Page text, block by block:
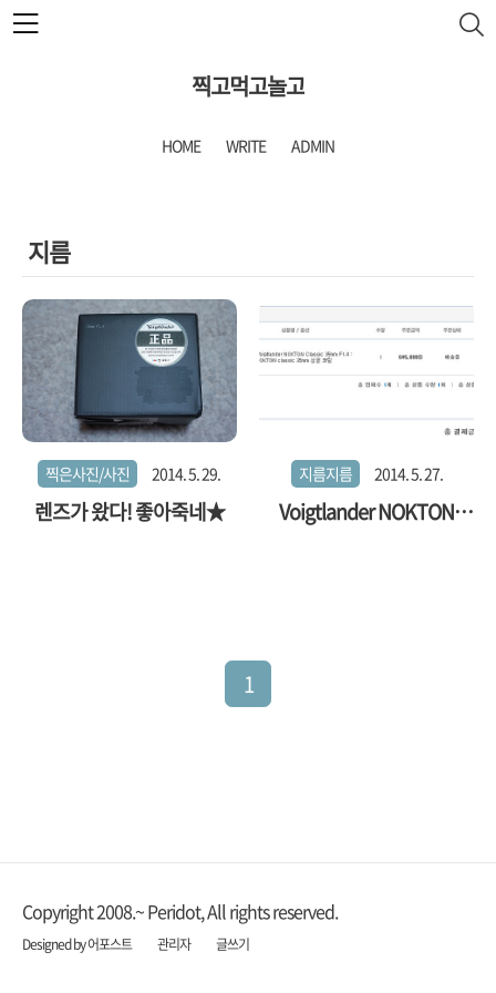
본문 바로가기
찍고먹고놀고
HOME WRITE ADMIN
지름
찍은사진/사진 2014. 5. 29.
렌즈가 왔다! 좋아죽네★
지름지름 2014. 5. 27.
Voigtlander NOKTON
1
Copyright 2008.~ Peridot, All rights reserved.
Designed by 어포스트 관리자 글쓰기